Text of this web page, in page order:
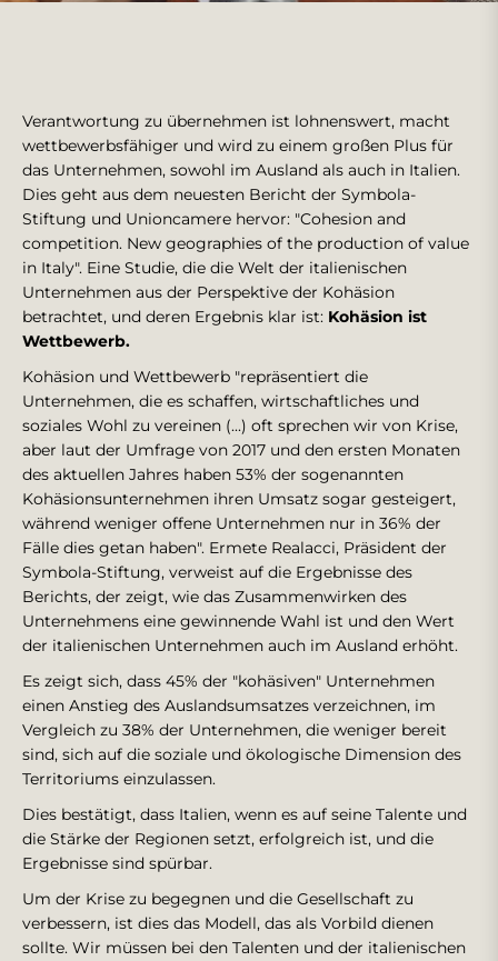
Verantwortung zu übernehmen ist lohnenswert, macht
wettbewerbsfähiger und wird zu einem großen Plus für
das Unternehmen, sowohl im Ausland als auch in Italien.
Dies geht aus dem neuesten Bericht der Symbola-
Stiftung und Unioncamere hervor: "Cohesion and
competition. New geographies of the production of value
in Italy". Eine Studie, die die Welt der italienischen
Unternehmen aus der Perspektive der Kohäsion
betrachtet, und deren Ergebnis klar ist: Kohäsion ist
Wettbewerb.
Kohäsion und Wettbewerb "repräsentiert die
Unternehmen, die es schaffen, wirtschaftliches und
soziales Wohl zu vereinen (...) oft sprechen wir von Krise,
aber laut der Umfrage von 2017 und den ersten Monaten
des aktuellen Jahres haben 53% der sogenannten
Kohäsionsunternehmen ihren Umsatz sogar gesteigert,
während weniger offene Unternehmen nur in 36% der
Fälle dies getan haben". Ermete Realacci, Präsident der
Symbola-Stiftung, verweist auf die Ergebnisse des
Berichts, der zeigt, wie das Zusammenwirken des
Unternehmens eine gewinnende Wahl ist und den Wert
der italienischen Unternehmen auch im Ausland erhöht.
Es zeigt sich, dass 45% der "kohäsiven" Unternehmen
einen Anstieg des Auslandsumsatzes verzeichnen, im
Vergleich zu 38% der Unternehmen, die weniger bereit
sind, sich auf die soziale und ökologische Dimension des
Territoriums einzulassen.
Dies bestätigt, dass Italien, wenn es auf seine Talente und
die Stärke der Regionen setzt, erfolgreich ist, und die
Ergebnisse sind spürbar.
Um der Krise zu begegnen und die Gesellschaft zu
verbessern, ist dies das Modell, das als Vorbild dienen
sollte. Wir müssen bei den Talenten und der italienischen